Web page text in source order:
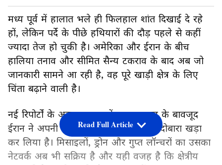
मध्य पूर्व में हालात भले ही फिलहाल शांत दिखाई दे रहे
हों, लेकिन पर्दे के पीछे हथियारों की दौड़ पहले से कहीं
ज्यादा तेज हो चुकी है। अमेरिका और ईरान के बीच
हालिया तनाव और सीमित सैन्य टकराव के बाद अब जो
जानकारी सामने आ रही है, वह पूरे खाड़ी क्षेत्र के लिए
चिंता बढ़ाने वाली है।
नई रिपोर्टों के अनुसार, युद्ध में हुए नुकसान के बावजूद
ईरान ने अपनी सैन्य ताकत का बड़ा हिस्सा दोबारा खड़ा
कर लिया है। मिसाइलों, ड्रोन और गुप्त लॉन्चरों का उसका
नेटवर्क अब भी सक्रिय है और यही वजह है कि क्षेत्रीय
Read Full Article